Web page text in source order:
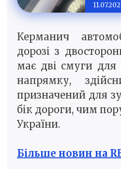
Керманич
дорозі з
має дві смуги
напрямку,
призначений для
бік дороги, чим
України.
Більше новин на